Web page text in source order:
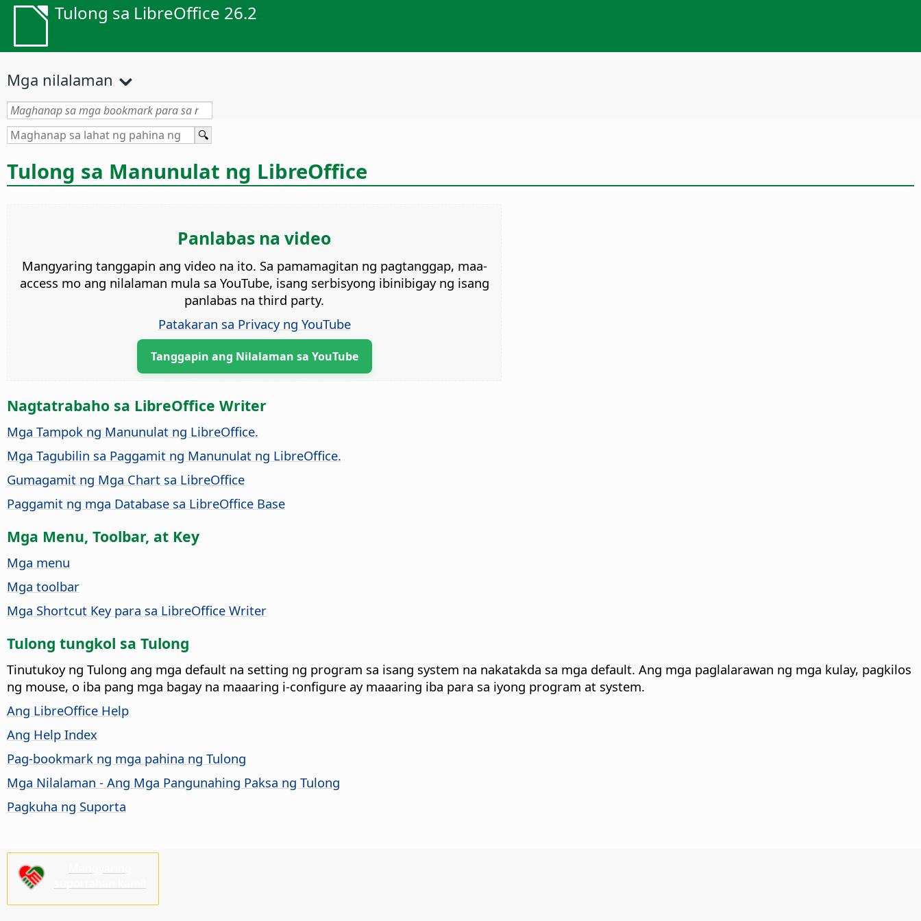
Tulong sa LibreOffice 26.2
Mga nilalaman
Tulong sa Manunulat ng LibreOffice
Panlabas na video
Mangyaring tanggapin ang video na ito. Sa pamamagitan ng pagtanggap, maa-
access mo ang nilalaman mula sa YouTube, isang serbisyong ibinibigay ng isang
panlabas na third party.
Patakaran sa Privacy ng YouTube
Tanggapin ang Nilalaman sa YouTube
Nagtatrabaho sa LibreOffice Writer
Mga Tampok ng Manunulat ng LibreOffice.
Mga Tagubilin sa Paggamit ng Manunulat ng LibreOffice.
Gumagamit ng Mga Chart sa LibreOffice
Paggamit ng mga Database sa LibreOffice Base
Mga Menu, Toolbar, at Key
Mga menu
Mga toolbar
Mga Shortcut Key para sa LibreOffice Writer
Tulong tungkol sa Tulong
Tinutukoy ng Tulong ang mga default na setting ng program sa isang system na nakatakda sa mga default. Ang mga paglalarawan ng mga kulay, pagkilos
ng mouse, o iba pang mga bagay na maaaring i-configure ay maaaring iba para sa iyong program at system.
Ang LibreOffice Help
Ang Help Index
Pag-bookmark ng mga pahina ng Tulong
Mga Nilalaman - Ang Mga Pangunahing Paksa ng Tulong
Pagkuha ng Suporta